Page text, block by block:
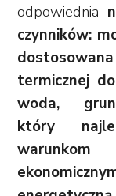
odpowiednia
czynników:
termicznej
woda,
który